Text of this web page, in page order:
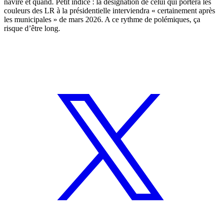
couleurs des LR à la présidentielle interviendra « certainement après
les municipales » de mars 2026. A ce rythme de polémiques, ça
risque d’être long.